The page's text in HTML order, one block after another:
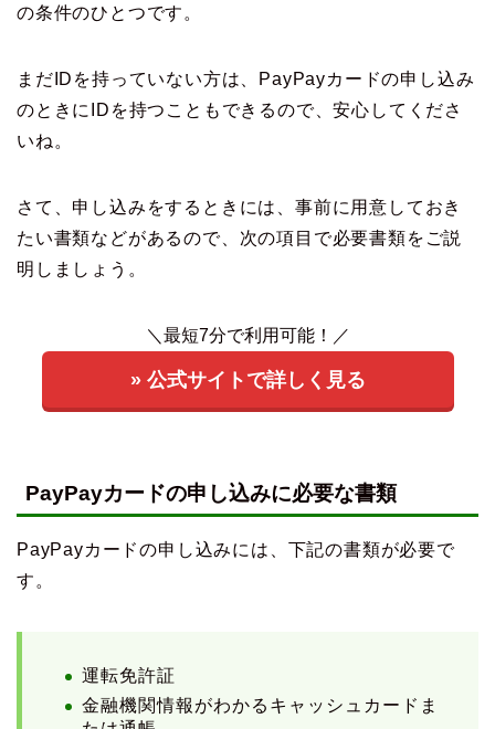
の条件のひとつです。
まだIDを持っていない方は、PayPayカードの申し込み
のときにIDを持つこともできるので、安心してくださ
いね。
さて、申し込みをするときには、事前に用意しておき
たい書類などがあるので、次の項目で必要書類をご説
明しましょう。
＼最短7分で利用可能！／
» 公式サイトで詳しく見る
PayPayカードの申し込みに必要な書類
PayPayカードの申し込みには、下記の書類が必要で
す。
運転免許証
金融機関情報がわかるキャッシュカードま